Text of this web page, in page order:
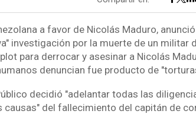
a favor de Nicolás Maduro,
investigación por la muerte de un militar
para derrocar y asesinar a Nicolás
denuncian fue producto de
decidió "adelantar todas las
causas" del fallecimiento del capitán de